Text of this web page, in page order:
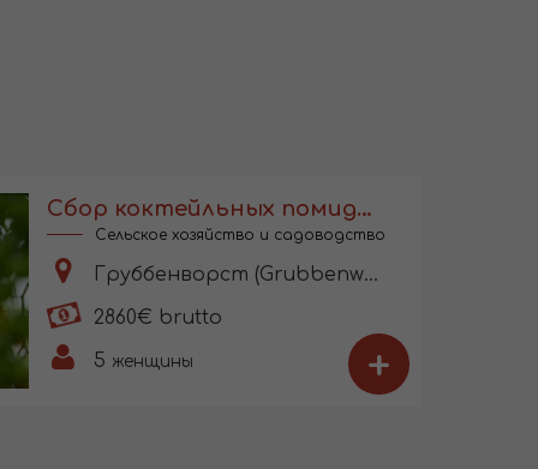
Сбор коктейльных помидоров в Голландии
Сельское хозяйство и садоводство
Груббенворст (Grubbenworst)
2860€ brutto
5 женщины +